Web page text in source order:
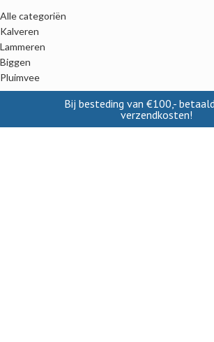
Alle categoriën
Kalveren
Lammeren
Biggen
Pluimvee
Bij besteding van €100,-
verzendkosten!